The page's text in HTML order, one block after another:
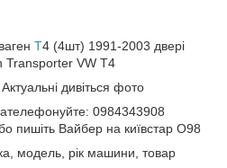
Т4 (4шт) 1991-2003 двері
Transporter VW T4
дивіться фото
0984343908
пишіть Вайбер на київстар О98
модель, рік машини, товар